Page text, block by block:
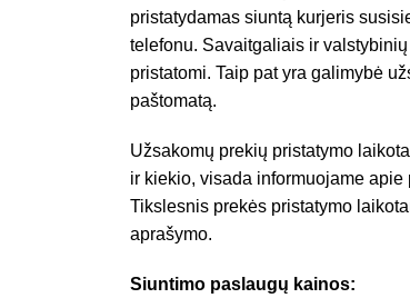
pristatydamas siuntą kurjeris
telefonu. Savaitgaliais ir
pristatomi. Taip pat yra galimybė
paštomatą.
Užsakomų prekių pristatymo
ir kiekio, visada informuojame
Tikslesnis prekės pristatymo
aprašymo.
Siuntimo paslaugų kainos: